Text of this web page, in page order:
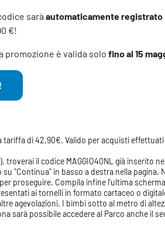
saràautomaticamente registrato
€!
promozione è valida solo fino al 15
di 42,90€. Valido per acquisti effettuati
il codice MAGGIO40NL già inserito
"Continua" in basso a destra nella pagina.
proseguire. Compila infine l'ultima
ai tornelli in formato cartaceo o
agevolazioni. I bimbi sotto al metro di
sarà possibile accedere al Parco anche il